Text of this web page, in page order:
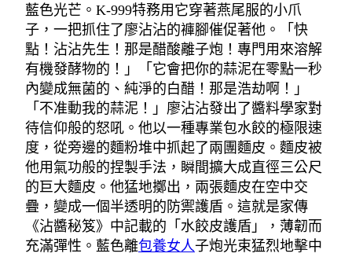
藍色光芒。K-999特務用它穿著燕尾服的小爪
子，一把抓住了廖沾沾的褲腳催促著他。「快
點！沾沾先生！那是醋酸離子炮！專門用來溶解
有機發酵物的！」「它會把你的蒜泥在零點一秒
內變成無菌的、純淨的白醋！那是浩劫啊！」
「不准動我的蒜泥！」廖沾沾發出了醬料學家對
待信仰般的怒吼。他以一種專業包水餃的極限速
度，從旁邊的麵粉堆中抓起了兩團麵皮。麵皮被
他用氣功般的捏製手法，瞬間擴大成直徑三公尺
的巨大麵皮。他猛地擲出，兩張麵皮在空中交
疊，變成一個半透明的防禦護盾。這就是家傳
《沾醬秘笈》中記載的「水餃皮護盾」，薄韌而
充滿彈性。藍色離包養女人子炮光束猛烈地擊中